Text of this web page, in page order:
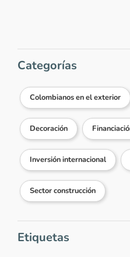
Ver más comentarios
Categorías
Colombianos en el exterior
Decoración
Inversión internacional
Sector construcción
Etiquetas